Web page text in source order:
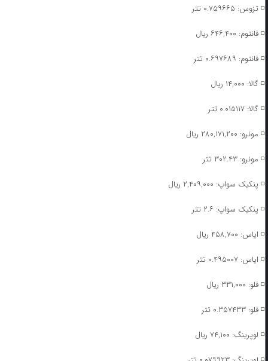
◽️ تزوس: ۰.۷۵۹۶۶۵ تتر
◽️ فانتوم: ۶۴۶,۴۰۰ ریال
◽️ فانتوم: ۰.۶۹۷۶۸۹ تتر
◽️ گالا: ۱۴,۰۰۰ ریال
◽️ گالا: ۰.۰۱۵۱۱۷ تتر
◽️ مونرو: ۲۸۰,۱۷۱,۲۰۰ ریال
◽️ مونرو: ۳۰۲.۴۳ تتر
◽️ پنکیک سواپ: ۲,۴۰۹,۰۰۰ ریال
◽️ پنکیک سواپ: ۲.۶ تتر
◽️ ایاس: ۴۵۸,۷۰۰ ریال
◽️ ایاس: ۰.۴۹۵۰۰۷ تتر
◽️ فلو: ۳۳۱,۰۰۰ ریال
◽️ فلو: ۰.۳۵۷۴۳۳ تتر
◽️ لوپرینگ: ۷۴,۱۰۰ ریال